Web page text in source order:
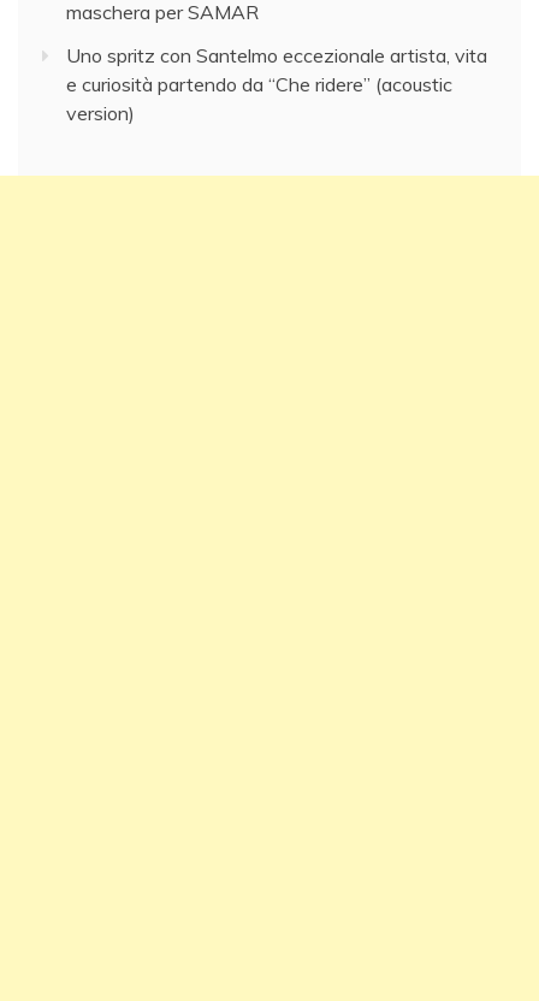
maschera per SAMAR
Uno spritz con Santelmo eccezionale artista, vita
e curiosità partendo da “Che ridere” (acoustic
version)